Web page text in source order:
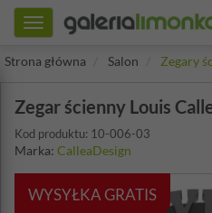
Toggle
navigation
Strona główna
Salon Zegary
Zegar ścienny Louis
Kod produktu: 10-006-03
Marka: CalleaDesign
WYSYŁKA GRATIS